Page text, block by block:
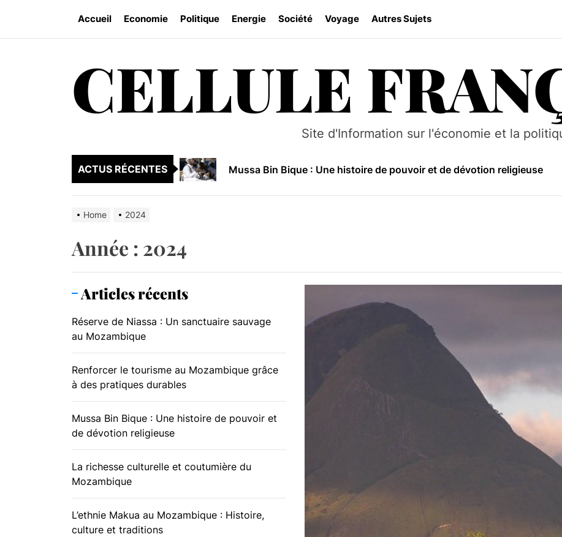
the
Accueil Economie Politique Energie Société Voyage Autres Sujets
CELLULE
Site d'Information sur l'économie et la
ACTUS RÉCENTES
Réserve de Niassa : Un sanctuaire sauvage au Mozambique
Renforcer le tourisme au Mozambique grâce à des pratiques durables
Mussa Bin Bique : Une histoire de pouvoir et de dévotion religieuse
La richesse culturelle et coutumière du Mozambique
L’ethnie Makua au Mozambique : Histoire, culture et traditions
Mussa Bin Bique : Une histoire de pouvoir et de dévotion religieuse
La richesse culturelle et coutumière du Mozambique
L’ethnie Makua au Mozambique : Histoire, culture et traditions
Home 2024
Année : 2024
Articles récents
Réserve de Niassa : Un sanctuaire sauvage
au Mozambique
Renforcer le tourisme au Mozambique grâce
à des pratiques durables
Mussa Bin Bique : Une histoire de pouvoir et
de dévotion religieuse
La richesse culturelle et coutumière du
Mozambique
L’ethnie Makua au Mozambique : Histoire,
culture et traditions